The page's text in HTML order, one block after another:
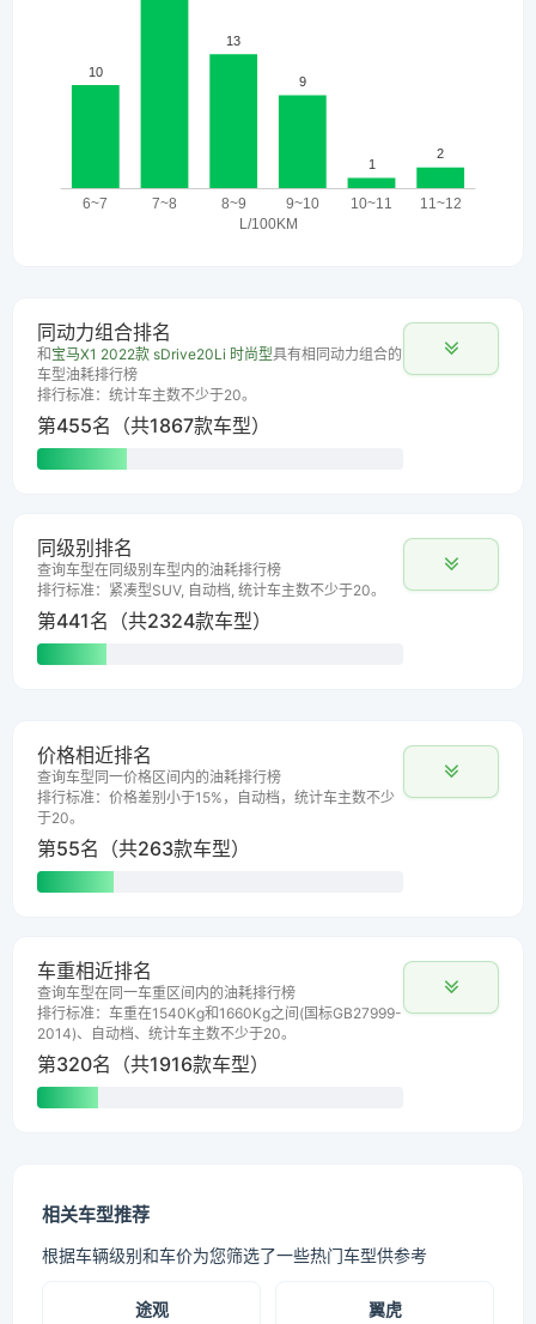
同动力组合排名
和 宝马X1 2022款 sDrive20Li 时尚型具有相同动力组合的
车型油耗排行榜
排行标准：统计车主数不少于20。
第455名（共1867款车型）
同级别排名
查询车型在同级别车型内的油耗排行榜
排行标准：紧凑型SUV, 自动档, 统计车主数不少于20。
第441名（共2324款车型）
价格相近排名
查询车型同一价格区间内的油耗排行榜
排行标准：价格差别小于15%，自动档，统计车主数不少
于20。
第55名（共263款车型）
车重相近排名
查询车型在同一车重区间内的油耗排行榜
排行标准：车重在1540Kg和1660Kg之间(国标GB27999-
2014)、自动档、统计车主数不少于20。
第320名（共1916款车型）
相关车型推荐
根据车辆级别和车价为您筛选了一些热门车型供参考
途观 翼虎